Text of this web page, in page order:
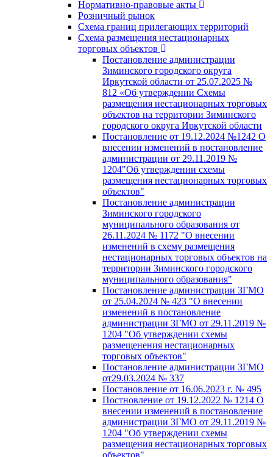
Нормативно-правовые акты
Розничный рынок
Схема границ прилегающих территорий
Схема размещения нестационарных
торговых объектов
Постановление администрации
Зиминского городского округа
Иркутской области от 25.07.2025 №
812 «Об утверждении Схемы
размещения нестационарных торговых
объектов на территории Зиминского
городского округа Иркутской области
Постановление от 19.12.2024 №1242 О
внесении изменений в постановление
администрации от 29.11.2019 №
1204"Об утверждении схемы
размещения нестационарных торговых
объектов"
Постановление администрации
Зиминского городского
муниципального образования от
26.11.2024 № 1172 "О внесении
изменений в схему размещения
нестационарных торговых объектов на
территории Зиминского городского
муниципального образования"
Постановление администрации ЗГМО
от 25.04.2024 № 423 "О внесении
изменений в постановление
администрации ЗГМО от 29.11.2019 №
1204 "Об утверждении схемы
размещенения нестационарных
торговых объектов"
Постановление администрации ЗГМО
от29.03.2024 № 337
Постановление от 16.06.2023 г. № 495
Постновление от 19.12.2022 № 1214 О
внесении изменений в постановление
администрации ЗГМО от 29.11.2019 №
1204 "Об утверждении схемы
размещения нестационарных торговых
объектов"